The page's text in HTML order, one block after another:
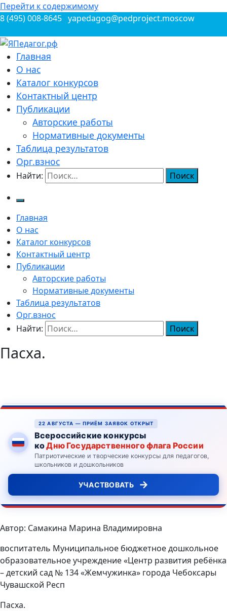
Перейти к содержимому
8 (495) 008-8645 yapedagog@pedproject.moscow
ЯПедагог.рф
Всероссийские конкурсы для педагогов
Главная
О нас
Каталог конкурсов
Контактный центр
Публикации
Авторские работы
Нормативные документы
Таблица результатов
Орг.взнос
Найти:
Главная
О нас
Каталог конкурсов
Контактный центр
Публикации
Авторские работы
Нормативные документы
Таблица результатов
Орг.взнос
Найти:
Пасха.
22 АВГУСТА — ПРИЁМ ЗАЯВОК ОТКРЫТ
Всероссийские конкурсы
коДню Государственного флага России
Патриотические и творческие конкурсы для педагогов,
школьников и дошкольников
УЧАСТВОВАТЬ →
Автор: Самакина Марина Владимировна
воспитатель Муниципальное бюджетное дошкольное
образовательное учреждение «Центр развития ребёнка
– детский сад № 134 «Жемчужинка» города Чебоксары
Чувашской Респ
Пасха.